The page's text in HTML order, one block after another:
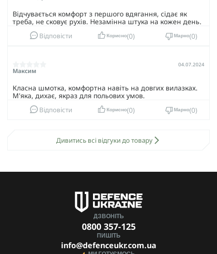
Відчувається комфорт з першого вдягання, сідає як
треба, не сковує рухів. Незамінна штука на кожен день.
Відповісти Корисно 0 Марно 0
Максим
04.07.2024
Класна шмотка, комфортна навіть на довгих вилазках.
М'яка, дихає, якраз для польових умов.
Відповісти Корисно 0 Марно 0
Дивитись всі відгуки до товару
ДЗВОНІТЬ
0800 357-125
ПИШІТЬ
info@defenceukr.com.ua